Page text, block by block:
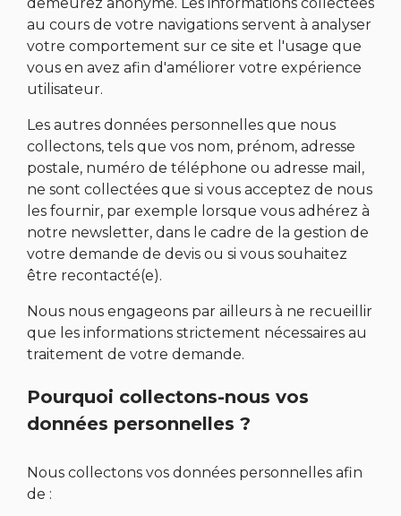
demeurez anonyme. Les informations collectées
au cours de votre navigations servent à analyser
votre comportement sur ce site et l'usage que
vous en avez afin d'améliorer votre expérience
utilisateur.
Les autres données personnelles que nous
collectons, tels que vos nom, prénom, adresse
postale, numéro de téléphone ou adresse mail,
ne sont collectées que si vous acceptez de nous
les fournir, par exemple lorsque vous adhérez à
notre newsletter, dans le cadre de la gestion de
votre demande de devis ou si vous souhaitez
être recontacté(e).
Nous nous engageons par ailleurs à ne recueillir
que les informations strictement nécessaires au
traitement de votre demande.
Pourquoi collectons-nous vos
données personnelles ?
Nous collectons vos données personnelles afin
de :